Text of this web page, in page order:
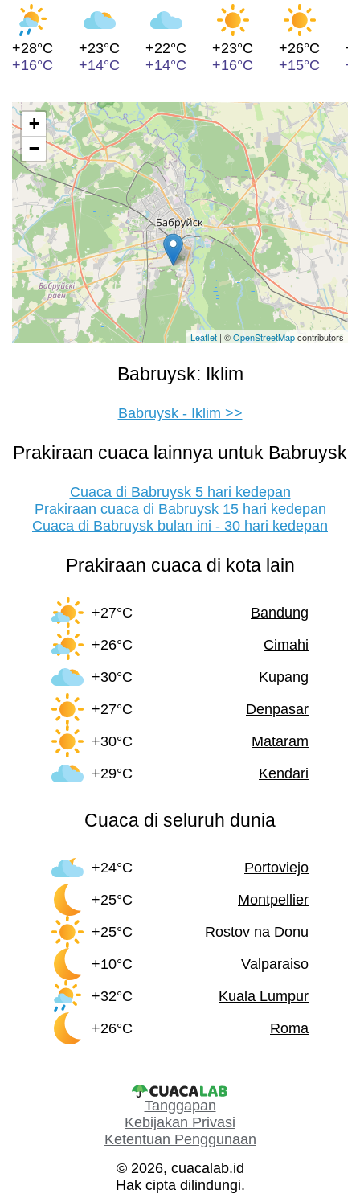
+28°C
+16°C
+23°C
+14°C
+22°C
+14°C
+23°C
+16°C
+26°C
+15°C
+
−
Leaflet | ©OpenStreetMapcontributors
Babruysk: Iklim
Babruysk - Iklim >>
Prakiraan cuaca lainnya untuk Babruysk
Cuaca di Babruysk 5 hari kedepan
Prakiraan cuaca di Babruysk 15 hari kedepan
Cuaca di Babruysk bulan ini - 30 hari kedepan
Prakiraan cuaca di kota lain
+27°C
Bandung
+26°C
Cimahi
+30°C
Kupang
+27°C
Denpasar
+30°C
Mataram
+29°C
Kendari
Cuaca di seluruh dunia
+24°C
Portoviejo
+25°C
Montpellier
+25°C
Rostov na Donu
+10°C
Valparaiso
+32°C
Kuala Lumpur
+26°C
Roma
Tanggapan
Kebijakan Privasi
Ketentuan Penggunaan
© 2026, cuacalab.id
Hak cipta dilindungi.